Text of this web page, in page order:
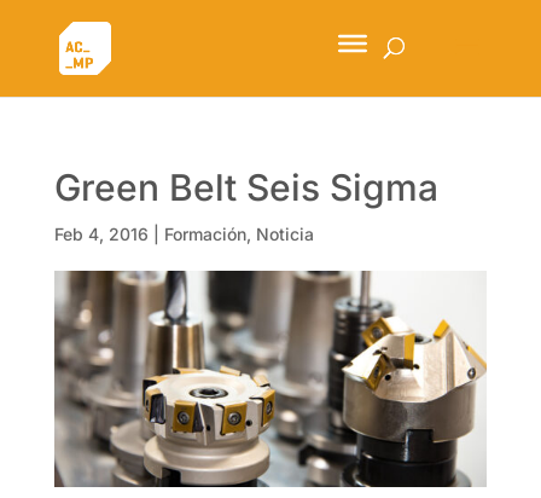
Green Belt Seis Sigma
Feb 4, 2016 Formación, Noticia